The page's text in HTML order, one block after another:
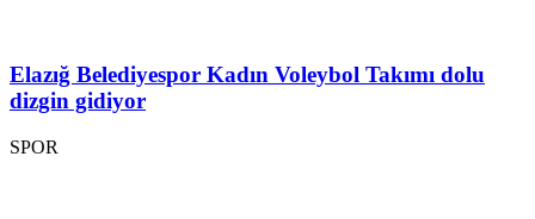
Elazığ Belediyespor Kadın Voleybol Takımı dolu
dizgin gidiyor
SPOR